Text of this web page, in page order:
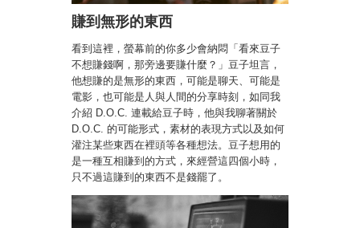
賺到無形的東西
看到這裡，螢幕前的你多少會納悶「看來豆子
不想賺錢啊，那旁邊要賺什麼？」豆子坦言，
他想賺的是無形的東西，可能是聊天、可能是
電影，也可能是人與人間的分享時刻，如同我
介紹 D.O.C. 連載給豆子時，他與我聊著關於
D.O.C. 的可能形式，素材的表現方式以及如何
灌注某些東西在裡頭等各種想法。豆子想用的
是一種互相賺到的方式，來經營這四個小時，
只不過這賺到的東西不是錢罷了。